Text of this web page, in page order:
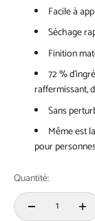
Facile à
Séchage
Finition
72 %
raffermissant,
Sans
Même est
pour
Quantité: